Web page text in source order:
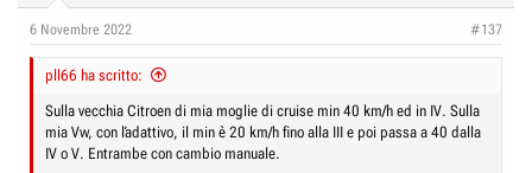
s
6 Novembre 2022 #137
pll66 ha scritto:
Sulla vecchia Citroen di mia moglie di cruise min 40 km/h ed in IV. Sulla
mia Vw, con ľadattivo, il min è 20 km/h fino alla III e poi passa a 40 dalla
IV o V. Entrambe con cambio manuale.